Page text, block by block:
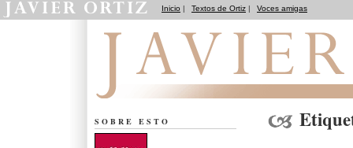
Inicio | Textos de Ortiz | Voces amigas
SOBRE ESTO